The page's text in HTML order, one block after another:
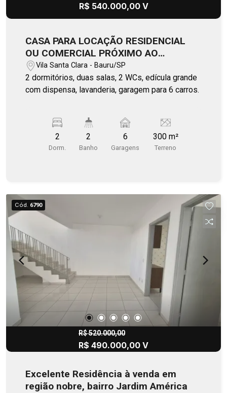
R$ 540.000,00 V
CASA PARA LOCAÇÃO RESIDENCIAL
OU COMERCIAL PRÓXIMO AO
SUPERMERCADO TAUSTE DA RIO
BRANCO
Vila Santa Clara - Bauru/SP
2 dormitórios, duas salas, 2 WCs, edícula grande
com dispensa, lavanderia, garagem para 6 carros.
2
Dorm.
2
Banho
6
Garagens
300 m²
Terreno
Cód. 6790
R$ 520.000,00
R$ 490.000,00 V
Excelente Residência à venda em
região nobre, bairro Jardim América